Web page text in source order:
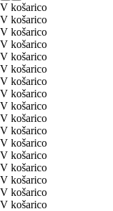
V košarico
V košarico
V košarico
V košarico
V košarico
V košarico
V košarico
V košarico
V košarico
V košarico
V košarico
V košarico
V košarico
V košarico
V košarico
V košarico
V košarico